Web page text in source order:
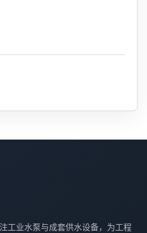
工业水泵与成套供水设备，为工程